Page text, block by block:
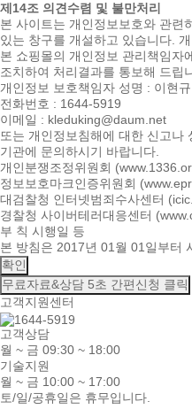
제14조 의견수렴 및 불만처리
본 사이트는 개인정보보호와 관련
있는 창구를 개설하고 있습니다.
본 쇼핑몰의 개인정보 관리책임자
조치하여 처리결과를 통보해 드립
개인정보 보호책임자 성명 : 이현규
전화번호 : 1644-5919
이메일 : kleduking@daum.net
또는 개인정보침해에 대한 신고나
기관에 문의하시기 바랍니다.
개인분쟁조정위원회
정보보호마크인증위원회
대검찰청 인터넷범죄수사센터
경찰청 사이버테러대응센터
부 칙 시행일 등
본 방침은 2017년 01월 01일부터
확인
무료자료&상담 5초 간편신청 클릭
고객지원센터
고객상담
월 ~ 금 09:30 ~ 18:00
기술지원
월 ~ 금 10:00 ~ 17:00
토/일/공휴일은 휴무입니다.